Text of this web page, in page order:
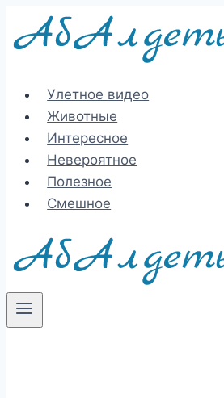
Перейти
Улетное видео
Животные
Интересное
Невероятное
Полезное
Смешное